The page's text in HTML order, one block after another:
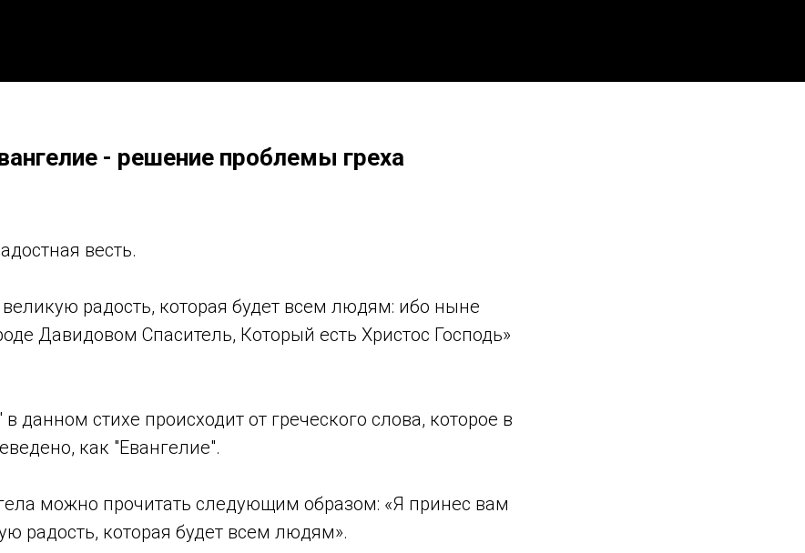
- решение проблемы греха
весть.
радость, которая будет всем людям: ибо ныне
Давидовом Спаситель, Который есть Христос Господь»
данном стихе происходит от греческого слова, которое в
как "Евангелие".
можно прочитать следующим образом: «Я принес вам
радость, которая будет всем людям».